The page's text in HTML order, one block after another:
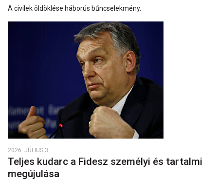
A civilek öldöklése háborús bűncselekmény.
2026. JÚLIUS 3.
Teljes kudarc a Fidesz személyi és tartalmi
megújulása